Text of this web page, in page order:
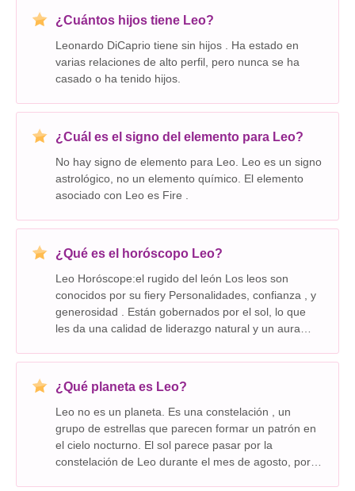
¿Cuántos hijos tiene Leo?
Leonardo DiCaprio tiene sin hijos . Ha estado en
varias relaciones de alto perfil, pero nunca se ha
casado o ha tenido hijos.
¿Cuál es el signo del elemento para Leo?
No hay signo de elemento para Leo. Leo es un signo
astrológico, no un elemento químico. El elemento
¿Qué es el horóscopo Leo?
Leo Horóscope:el rugido del león Los leos son
conocidos por su fiery Personalidades, confianza , y
generosidad . Están gobernados por el sol, lo que
les da una calidad de liderazgo natural y un aura
Fortalezas: * Creative: Los LE
¿Qué planeta es Leo?
Leo no es un planeta. Es una constelación , un
grupo de estrellas que parecen formar un patrón en
el cielo nocturno. El sol parece pasar por la
constelación de Leo durante el mes de agosto, por lo